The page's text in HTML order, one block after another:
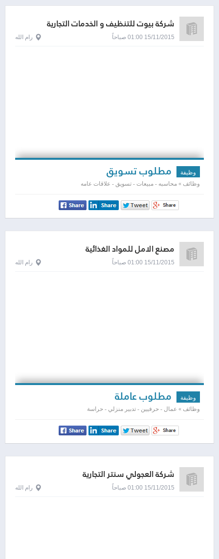
شركة بيوت للتنظيف و الخدمات التجارية
15/11/2015 01:00 صباحاً رام الله
وظيفة مطلوب تسويق
وظائف » محاسبه - مبيعات - تسويق - علاقات عامه
مصنع الامل للمواد الغذائية
15/11/2015 01:00 صباحاً رام الله
وظيفة مطلوب عاملة
وظائف » عمال - حرفيين - تدبير منزلي - حراسة
شركة العجولي سنتر التجارية
15/11/2015 01:00 صباحاً رام الله